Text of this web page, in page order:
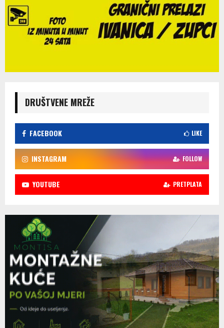
DRUŠTVENE MREŽE
FACEBOOK LIKE
INSTAGRAM FOLLOW
YOUTUBE PRETPLATA